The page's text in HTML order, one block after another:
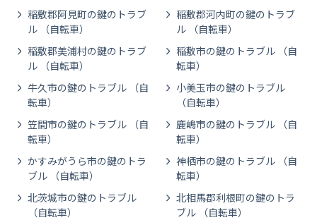
稲敷郡阿見町の鍵のトラブ
ル （自転車）
稲敷郡河内町の鍵のトラブ
ル （自転車）
稲敷郡美浦村の鍵のトラブ
ル （自転車）
稲敷市の鍵のトラブル （自
転車）
牛久市の鍵のトラブル （自
転車）
小美玉市の鍵のトラブル
（自転車）
笠間市の鍵のトラブル （自
転車）
鹿嶋市の鍵のトラブル （自
転車）
かすみがうら市の鍵のトラ
ブル （自転車）
神栖市の鍵のトラブル （自
転車）
北茨城市の鍵のトラブル
（自転車）
北相馬郡利根町の鍵のトラ
ブル （自転車）